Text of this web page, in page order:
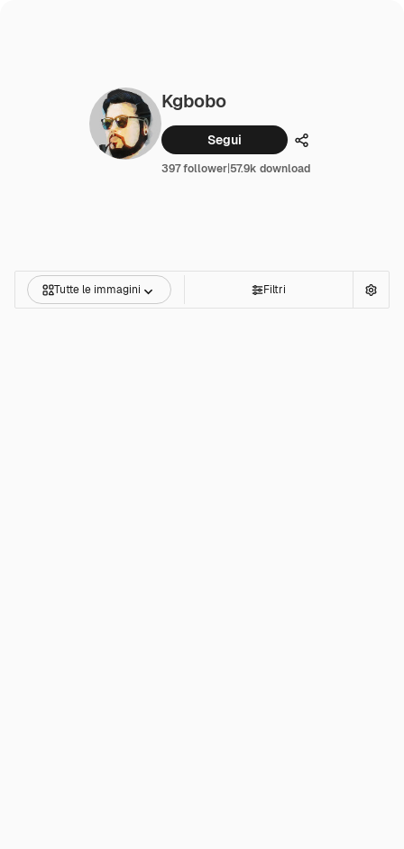
Kgbobo
Segui Condividi
397 follower|57.9k download
Tutte le immagini Filtri